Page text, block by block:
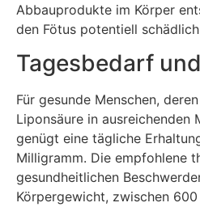
Abbauprodukte im Körper
den Fötus potentiell
Tagesbedarf
Für gesunde Menschen,
Liponsäure in ausreichenden
genügt eine tägliche
Milligramm. Die empfohlene
gesundheitlichen
Körpergewicht, zwischen